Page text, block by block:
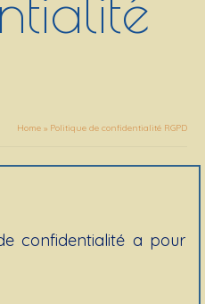
Home » Politique de confidentialité RGPD
confidentialité a pour